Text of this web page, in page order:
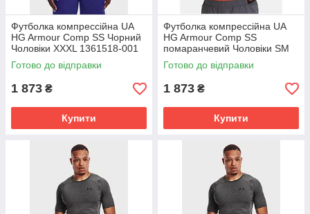
Футболка компрессійна UA
HG Armour Comp SS Чорний
Чоловіки XXXL 1361518-001
Готово до відправки
1 873 ₴
Купити
Футболка компрессійна UA
HG Armour Comp SS
помаранчевий Чоловіки SM
1361518-847
Готово до відправки
1 873 ₴
Купити